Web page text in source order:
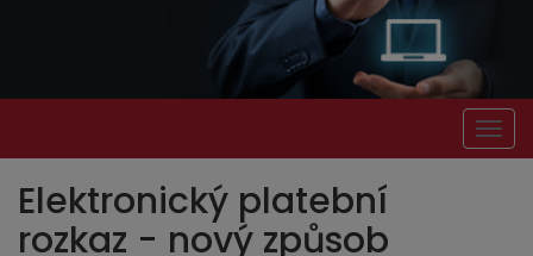
Elektronický platební
rozkaz - nový způsob